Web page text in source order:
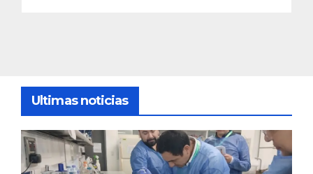
Ultimas noticias